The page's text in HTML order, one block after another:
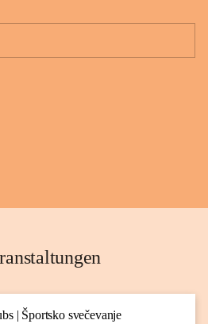
| Športsko svečevanje